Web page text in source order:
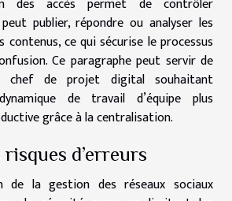
publier, répondre ou analyser les
contenus, ce qui sécurise le processus
Ce paragraphe peut servir de
chef de projet digital souhaitant
de travail d’équipe plus
grâce à la centralisation.
d’erreurs
de la gestion des réseaux sociaux